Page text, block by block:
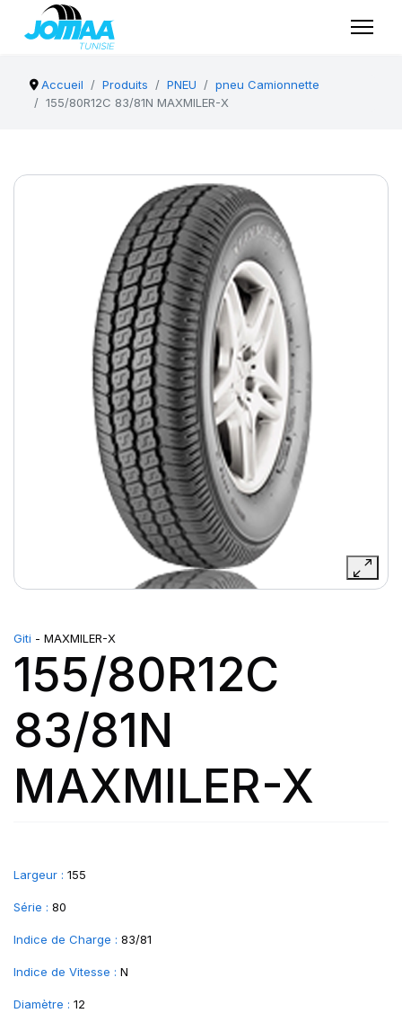
Accueil Produits PNEU
pneu Camionnette
155/80R12C 83/81N MAXMILER-X
Giti - MAXMILER-X
155/80R12C
83/81N
MAXMILER-X
Largeur : 155
Série : 80
Indice de Charge : 83/81
Indice de Vitesse : N
Diamètre : 12